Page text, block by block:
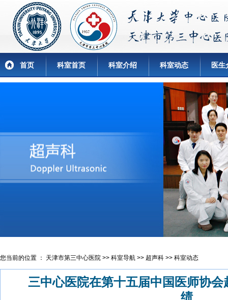
首页 科室首页 科室介绍 科室动态 医生
您当前的位置 ： 天津市第三中心医院 >> 科室导航 >> 超声科 >> 科室动态
三中心医院在第十五届中国医师协
绩